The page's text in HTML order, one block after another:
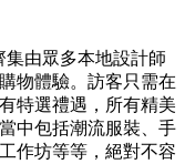
集由眾多本地設計師
物體驗。訪客只需在
特選禮遇，所有精美
中包括潮流服裝、手
作坊等等，絕對不容